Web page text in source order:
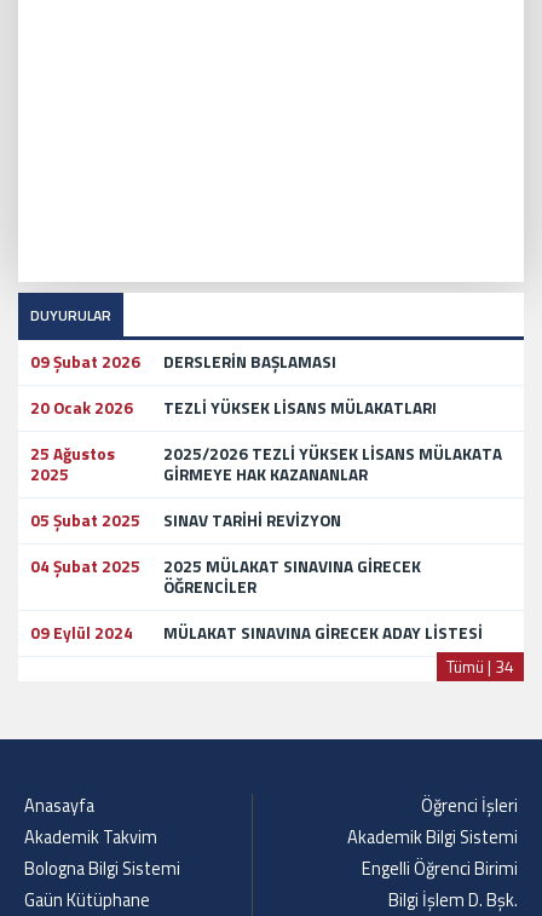
DUYURULAR
09 Şubat 2026
DERSLERİN BAŞLAMASI
20 Ocak 2026
TEZLİ YÜKSEK LİSANS MÜLAKATLARI
25 Ağustos
2025
2025/2026 TEZLİ YÜKSEK LİSANS MÜLAKATA
GİRMEYE HAK KAZANANLAR
05 Şubat 2025
SINAV TARİHİ REVİZYON
04 Şubat 2025
2025 MÜLAKAT SINAVINA GİRECEK
ÖĞRENCİLER
09 Eylül 2024
MÜLAKAT SINAVINA GİRECEK ADAY LİSTESİ
Tümü | 34
Anasayfa
Akademik Takvim
Bologna Bilgi Sistemi
Gaün Kütüphane
Öğrenci İşleri
Akademik Bilgi Sistemi
Engelli Öğrenci Birimi
Bilgi İşlem D. Bşk.